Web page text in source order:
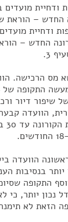
ודחיית מועדים
החדש – הוראת
ודחיית מועדים
החדש –
מס הרכישה.
שיפור דיור
הוועדה
בנסיבות
זה מודל נכון
הזאת לא